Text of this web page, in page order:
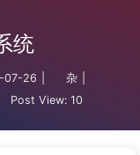
统
07-26 杂
Post View: 10